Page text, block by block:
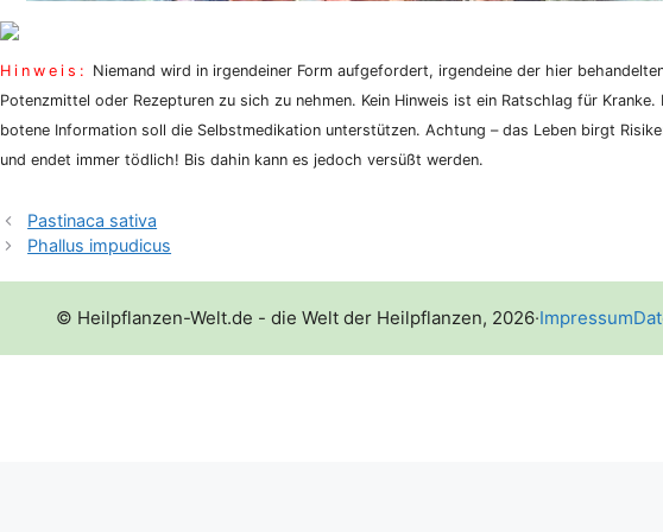
Hin­weis: Nie­mand wird in irgend­ei­ner Form auf­ge­for­dert, irgend­ei­ne der hier
Potenz­mit­tel oder Rezep­tu­ren zu sich zu neh­men. Kein Hin­weis ist ein Rat­schlag für
bo­te­ne Infor­ma­ti­on soll die Selbst­me­di­ka­ti­on unter­stüt­zen. Ach­tung – das Leben birgt
und endet immer töd­lich! Bis dahin kann es jedoch ver­süßt werden.
Pastinaca sativa
Phallus impudicus
© Heilpflanzen-Welt.de - die Welt der Heilpflanzen, 2026·Impressum